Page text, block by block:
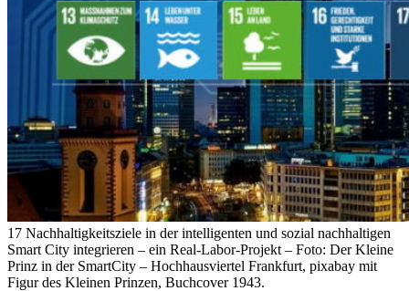
17 Nachhaltigkeitsziele in der intelligenten und sozial nachhaltigen
Smart City integrieren – ein Real-Labor-Projekt – Foto: Der Kleine
Prinz in der SmartCity – Hochhausviertel Frankfurt, pixabay mit
Figur des Kleinen Prinzen, Buchcover 1943.